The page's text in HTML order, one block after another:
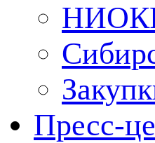
Пресс-